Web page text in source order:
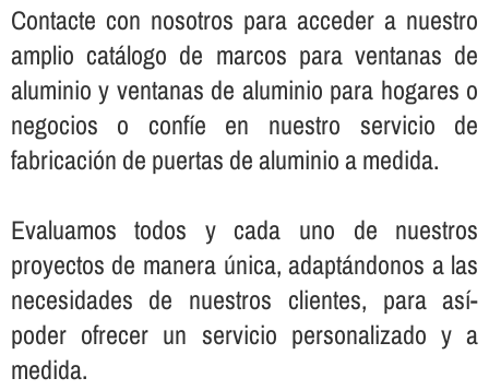
Contacte con nosotros para acceder a nuestro
amplio catálogo de marcos para ventanas de
aluminio y ventanas de aluminio para hogares o
negocios o confí­e en nuestro servicio de
fabricación de puertas de aluminio a medida.
Evaluamos todos y cada uno de nuestros
proyectos de manera única, adaptándonos a las
necesidades de nuestros clientes, para así­
poder ofrecer un servicio personalizado y a
medida.